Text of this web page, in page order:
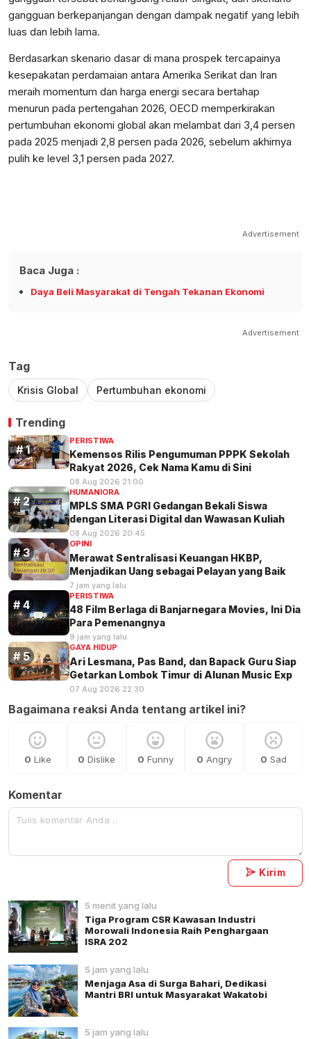
gangguan berkepanjangan dengan dampak negatif yang lebih
luas dan lebih lama.
Berdasarkan skenario dasar di mana prospek tercapainya
kesepakatan perdamaian antara Amerika Serikat dan Iran
meraih momentum dan harga energi secara bertahap
menurun pada pertengahan 2026, OECD memperkirakan
pertumbuhan ekonomi global akan melambat dari 3,4 persen
pada 2025 menjadi 2,8 persen pada 2026, sebelum akhirnya
pulih ke level 3,1 persen pada 2027.
Advertisement
Baca Juga :
Daya Beli Masyarakat di Tengah Tekanan Ekonomi
Advertisement
Tag
Krisis Global Pertumbuhan ekonomi
Trending
PERISTIWA
Kemensos Rilis Pengumuman PPPK Sekolah
Rakyat 2026, Cek Nama Kamu di Sini
08 Aug 2026 21:00
HUMANIORA
MPLS SMA PGRI Gedangan Bekali Siswa
dengan Literasi Digital dan Wawasan Kuliah
08 Aug 2026 20:45
OPINI
Merawat Sentralisasi Keuangan HKBP,
Menjadikan Uang sebagai Pelayan yang Baik
7 jam yang lalu
PERISTIWA
48 Film Berlaga di Banjarnegara Movies, Ini Dia
Para Pemenangnya
9 jam yang lalu
GAYA HIDUP
Ari Lesmana, Pas Band, dan Bapack Guru Siap
Getarkan Lombok Timur di Alunan Music Exp
07 Aug 2026 22:30
Bagaimana reaksi Anda tentang artikel ini?
0 Like 0 Dislike 0 Funny 0 Angry 0 Sad
Komentar
Kirim
5 menit yang lalu
Tiga Program CSR Kawasan Industri
Morowali Indonesia Raih Penghargaan
ISRA 202
5 jam yang lalu
Menjaga Asa di Surga Bahari, Dedikasi
Mantri BRI untuk Masyarakat Wakatobi
5 jam yang lalu